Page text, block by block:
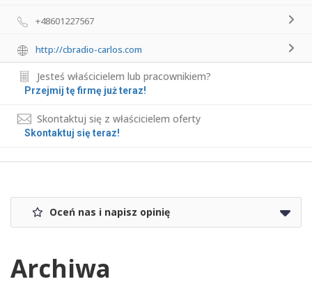
+48601227567
http://cbradio-carlos.com
Jesteś właścicielem lub pracownikiem?
Przejmij tę firmę już teraz!
Skontaktuj się z właścicielem oferty
Skontaktuj się teraz!
Oceń nas i napisz opinię
Archiwa